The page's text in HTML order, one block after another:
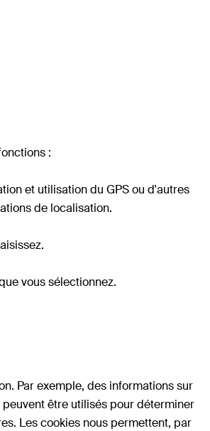
:
et utilisation du GPS ou d'autres
de localisation.
vous sélectionnez.
Par exemple, des informations sur
être utilisés pour déterminer
Les cookies nous permettent, par